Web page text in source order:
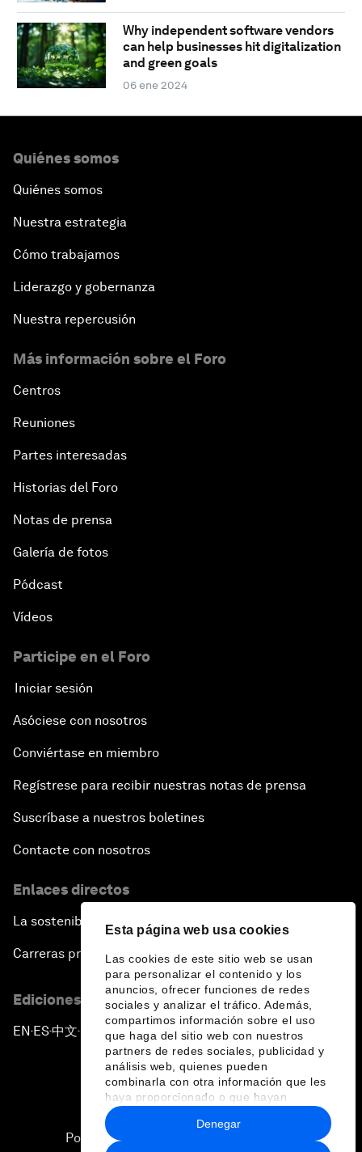
Esta página web usa cookies
Las cookies de este sitio web se usan
para personalizar el contenido y los
anuncios, ofrecer funciones de redes
sociales y analizar el tráfico. Además,
compartimos información sobre el uso
que haga del sitio web con nuestros
partners de redes sociales, publicidad y
análisis web, quienes pueden
combinarla con otra información que les
haya proporcionado o que hayan
recopilado a partir del uso que haya
hecho de sus servicios.
Denegar
Why independent software vendors
can help businesses hit digitalization
and green goals
06 ene 2024
Quiénes somos
Quiénes somos
Nuestra estrategia
Cómo trabajamos
Liderazgo y gobernanza
Nuestra repercusión
Más información sobre el Foro
Centros
Reuniones
Partes interesadas
Historias del Foro
Notas de prensa
Galería de fotos
Pódcast
Vídeos
Participe en el Foro
Iniciar sesión
Asóciese con nosotros
Conviértase en miembro
Regístrese para recibir nuestras notas de prensa
Suscríbase a nuestros boletines
Contacte con nosotros
Enlaces directos
La sostenibilidad en el Foro
Carreras profesionales
Ediciones en otros idiomas
EN ▪ES▪中文▪ 日本語
Política de privacidad y normas de uso